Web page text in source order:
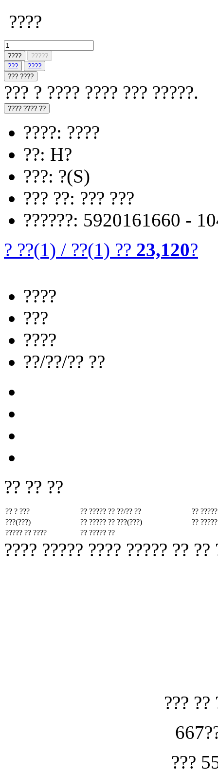
????
????
?????
???
????
??? ????
??? ? ???? ???? ??? ?????.
???? ???? ??
????: ????
??: H?
???: ?(S)
??? ??: ??? ???
??????: 5920161660 -
? ??(1) / ??(1) ?? 23,120?
????
???
????
??/??/?? ??
?? ?? ??
?? ? ??? ?? ????? ?? ??/?? ??
??
???(???)
?? ????? ?? ???(???)
??
????? ?? ????
?? ????? ??
???? ????? ???? ????? ??
??? ??
???